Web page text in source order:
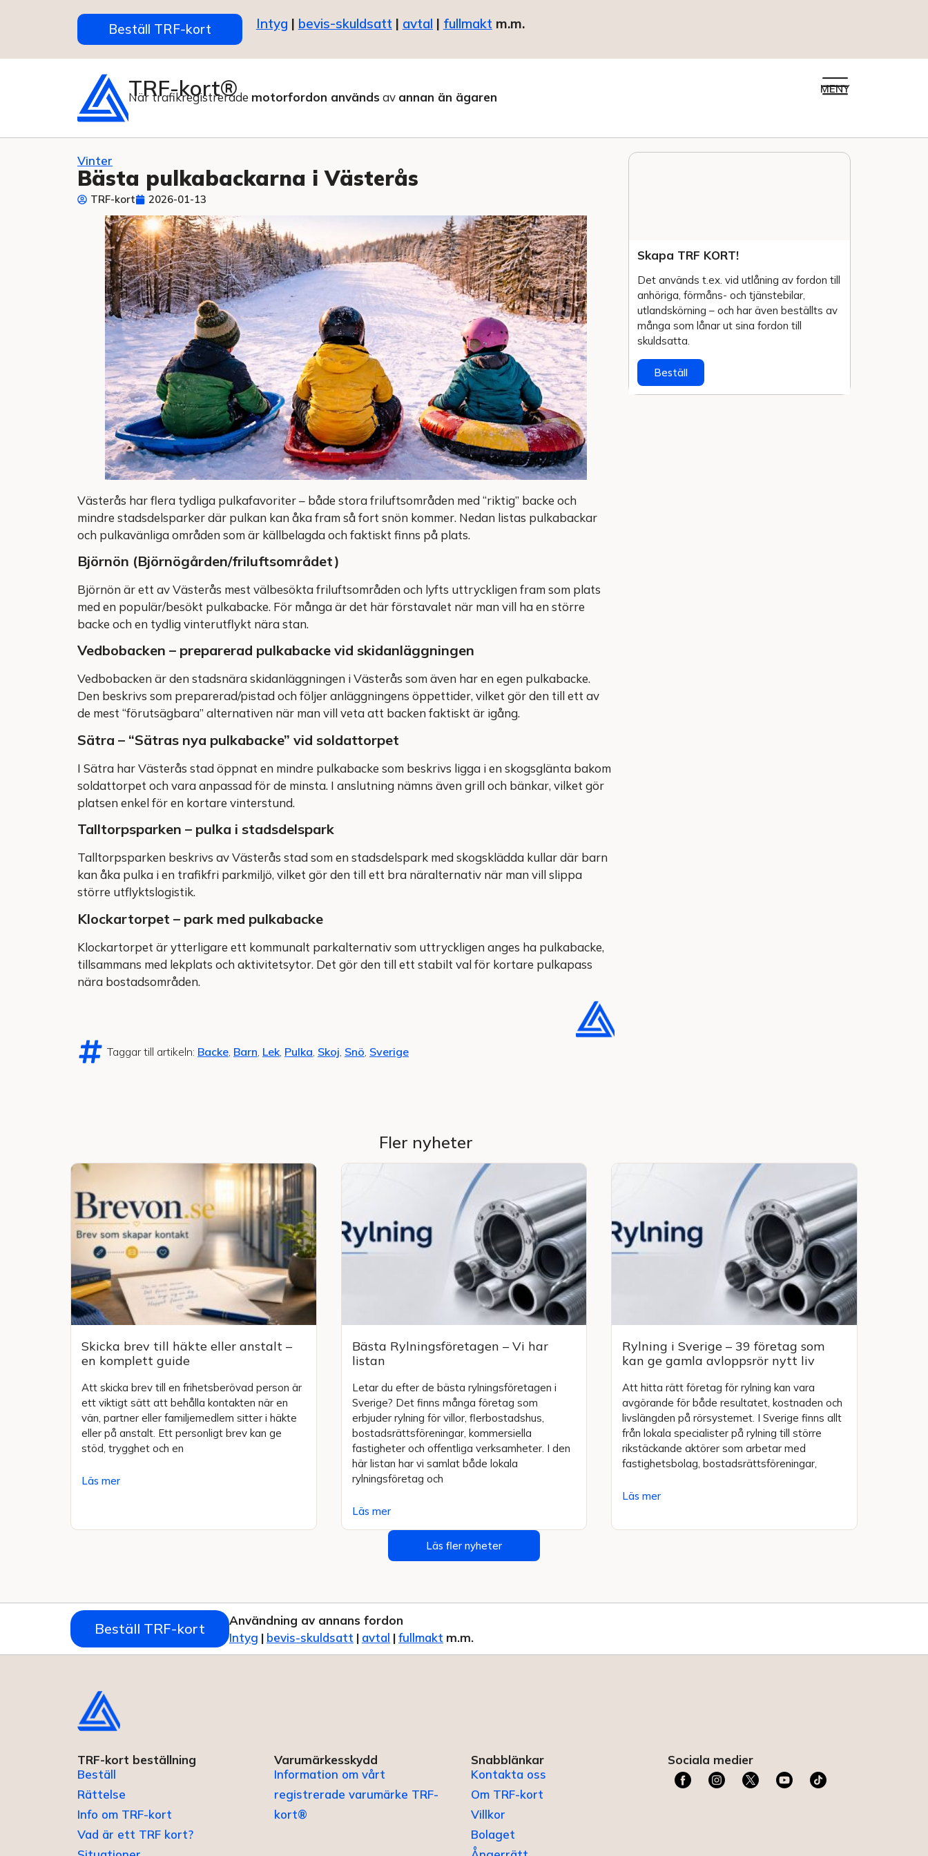
Beställ TRF-kort Intyg | bevis-skuldsatt | avtal | fullmakt m.m.
TRF-kort®
När trafikregistrerade motorfordon används av annan än ägaren
MENY
Vinter
Bästa pulkabackarna i Västerås
TRF-kort 2026-01-13
Västerås har flera tydliga pulkafavoriter – både stora friluftsområden med “riktig” backe och
mindre stadsdelsparker där pulkan kan åka fram så fort snön kommer. Nedan listas pulkabackar
och pulkavänliga områden som är källbelagda och faktiskt finns på plats.
Björnön (Björnögården/friluftsområdet)
Björnön är ett av Västerås mest välbesökta friluftsområden och lyfts uttryckligen fram som plats
med en populär/besökt pulkabacke. För många är det här förstavalet när man vill ha en större
backe och en tydlig vinterutflykt nära stan.
Vedbobacken – preparerad pulkabacke vid skidanläggningen
Vedbobacken är den stadsnära skidanläggningen i Västerås som även har en egen pulkabacke.
Den beskrivs som preparerad/pistad och följer anläggningens öppettider, vilket gör den till ett av
de mest “förutsägbara” alternativen när man vill veta att backen faktiskt är igång.
Sätra – “Sätras nya pulkabacke” vid soldattorpet
I Sätra har Västerås stad öppnat en mindre pulkabacke som beskrivs ligga i en skogsglänta bakom
soldattorpet och vara anpassad för de minsta. I anslutning nämns även grill och bänkar, vilket gör
platsen enkel för en kortare vinterstund.
Talltorpsparken – pulka i stadsdelspark
Talltorpsparken beskrivs av Västerås stad som en stadsdelspark med skogsklädda kullar där barn
kan åka pulka i en trafikfri parkmiljö, vilket gör den till ett bra näralternativ när man vill slippa
större utflyktslogistik.
Klockartorpet – park med pulkabacke
Klockartorpet är ytterligare ett kommunalt parkalternativ som uttryckligen anges ha pulkabacke,
tillsammans med lekplats och aktivitetsytor. Det gör den till ett stabilt val för kortare pulkapass
nära bostadsområden.
Taggar till artikeln: Backe, Barn, Lek, Pulka, Skoj, Snö, Sverige
Skapa TRF KORT!
Det används t.ex. vid utlåning av fordon till
anhöriga, förmåns- och tjänstebilar,
utlands­körning – och har även beställts av
många som lånar ut sina fordon till
skuldsatta.
Beställ
Fler nyheter
Skicka brev till häkte eller anstalt –
en komplett guide
Att skicka brev till en frihetsberövad person är
ett viktigt sätt att behålla kontakten när en
vän, partner eller familjemedlem sitter i häkte
eller på anstalt. Ett personligt brev kan ge
stöd, trygghet och en
Läs mer
Bästa Rylningsföretagen – Vi har
listan
Letar du efter de bästa rylningsföretagen i
Sverige? Det finns många företag som
erbjuder rylning för villor, flerbostadshus,
bostadsrättsföreningar, kommersiella
fastigheter och offentliga verksamheter. I den
här listan har vi samlat både lokala
rylningsföretag och
Läs mer
Rylning i Sverige – 39 företag som
kan ge gamla avloppsrör nytt liv
Att hitta rätt företag för rylning kan vara
avgörande för både resultatet, kostnaden och
livslängden på rörsystemet. I Sverige finns allt
från lokala specialister på rylning till större
rikstäckande aktörer som arbetar med
fastighetsbolag, bostadsrättsföreningar,
Läs mer
Läs fler nyheter
Beställ TRF-kort
Användning av annans fordon
Intyg | bevis-skuldsatt | avtal |fullmakt m.m.
TRF-kort beställning
Beställ
Rättelse
Info om TRF-kort
Vad är ett TRF kort?
Varumärkesskydd
Information om vårt
registrerade varumärke TRF-
kort®
Snabblänkar
Kontakta oss
Om TRF-kort
Villkor
Bolaget
Sociala medier